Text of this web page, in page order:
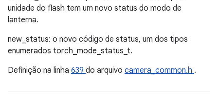
unidade do flash tem um novo status do modo de
lanterna.
new_status: o novo código de status, um dos tipos
enumerados torch_mode_status_t.
Definição na linha 639 do arquivo camera_common.h .